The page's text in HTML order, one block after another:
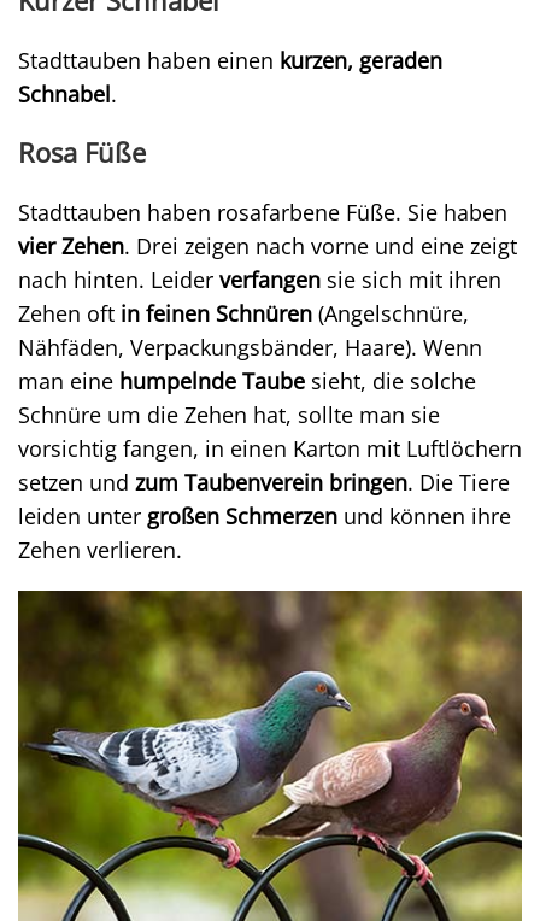
Stadttauben haben einen kurzen, geraden
Schnabel.
Rosa Füße
Stadttauben haben rosafarbene Füße. Sie haben
vier Zehen. Drei zeigen nach vorne und eine zeigt
nach hinten. Leider verfangen sie sich mit ihren
Zehen oft in feinen Schnüren (Angelschnüre,
Nähfäden, Verpackungsbänder, Haare). Wenn
man eine humpelnde Taube sieht, die solche
Schnüre um die Zehen hat, sollte man sie
vorsichtig fangen, in einen Karton mit Luftlöchern
setzen und zum Taubenverein bringen. Die Tiere
leiden unter großen Schmerzen und können ihre
Zehen verlieren.